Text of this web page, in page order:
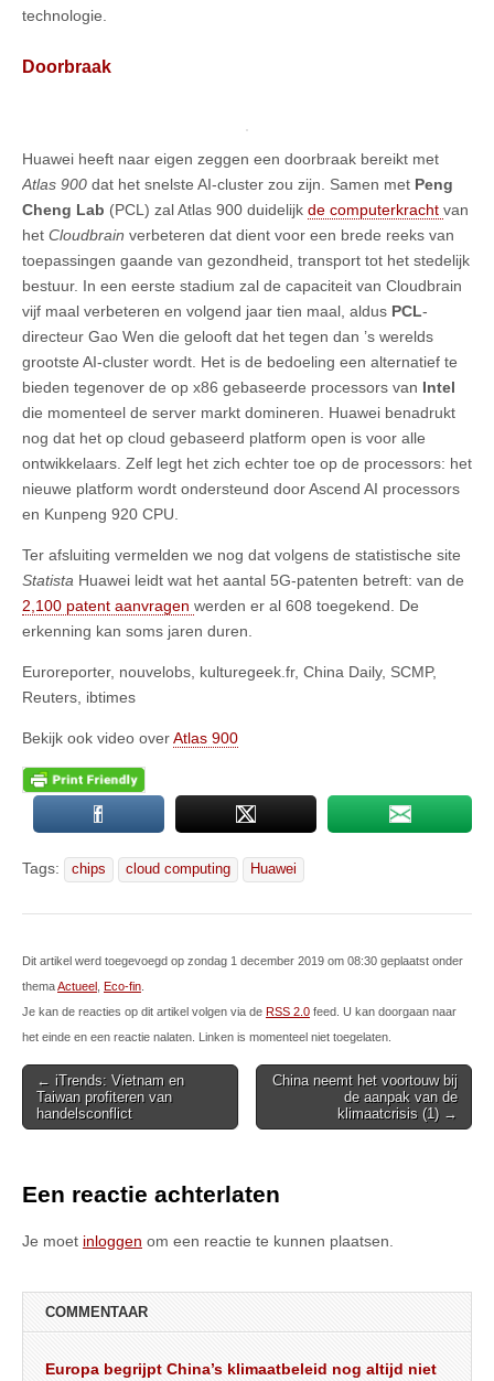
technologie.
Doorbraak
Huawei heeft naar eigen zeggen een doorbraak bereikt met
Atlas 900 dat het snelste AI-cluster zou zijn. Samen met Peng
Cheng Lab (PCL) zal Atlas 900 duidelijk de computerkracht van
het Cloudbrain verbeteren dat dient voor een brede reeks van
toepassingen gaande van gezondheid, transport tot het stedelijk
bestuur. In een eerste stadium zal de capaciteit van Cloudbrain
vijf maal verbeteren en volgend jaar tien maal, aldus PCL-
directeur Gao Wen die gelooft dat het tegen dan ’s werelds
grootste AI-cluster wordt. Het is de bedoeling een alternatief te
bieden tegenover de op x86 gebaseerde processors van Intel
die momenteel de server markt domineren. Huawei benadrukt
nog dat het op cloud gebaseerd platform open is voor alle
ontwikkelaars. Zelf legt het zich echter toe op de processors: het
nieuwe platform wordt ondersteund door Ascend AI processors
en Kunpeng 920 CPU.
Ter afsluiting vermelden we nog dat volgens de statistische site
Statista Huawei leidt wat het aantal 5G-patenten betreft: van de
2,100 patent aanvragen werden er al 608 toegekend. De
erkenning kan soms jaren duren.
Euroreporter, nouvelobs, kulturegeek.fr, China Daily, SCMP,
Reuters, ibtimes
Bekijk ook video overAtlas 900
Tags: chips cloud computing Huawei
Dit artikel werd toegevoegd op zondag 1 december 2019 om 08:30 geplaatst onder
themaActueel Eco-fin
Je kan de reacties op dit artikel volgen via de RSS 2.0 feed. U kan doorgaan naar
het einde en een reactie nalaten. Linken is momenteel niet toegelaten.
Post
navigation
← iTrends: Vietnam en
Taiwan profiteren van
handelsconflict
China neemt het voortouw bij
de aanpak van de
klimaatcrisis (1) →
Een reactie achterlaten
Je moet inloggen om een reactie te kunnen plaatsen.
COMMENTAAR
Europa begrijpt China’s klimaatbeleid nog altijd niet